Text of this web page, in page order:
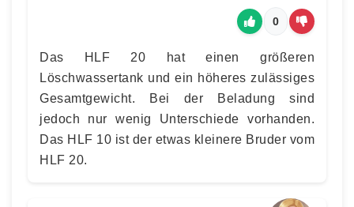
0
Das HLF 20 hat einen größeren
Löschwassertank und ein höheres zulässiges
Gesamtgewicht. Bei der Beladung sind
jedoch nur wenig Unterschiede vorhanden.
Das HLF 10 ist der etwas kleinere Bruder vom
HLF 20.